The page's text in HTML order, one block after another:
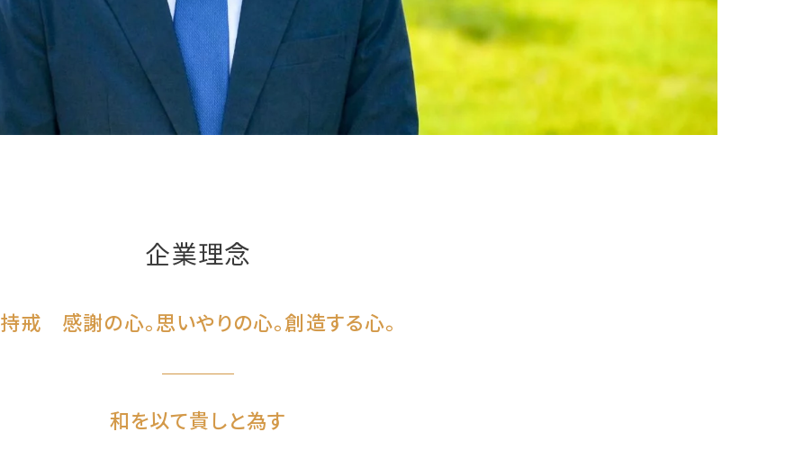
企業理念
持戒 感謝の心。思いやりの心。創造する心。
和を以て貴しと為す